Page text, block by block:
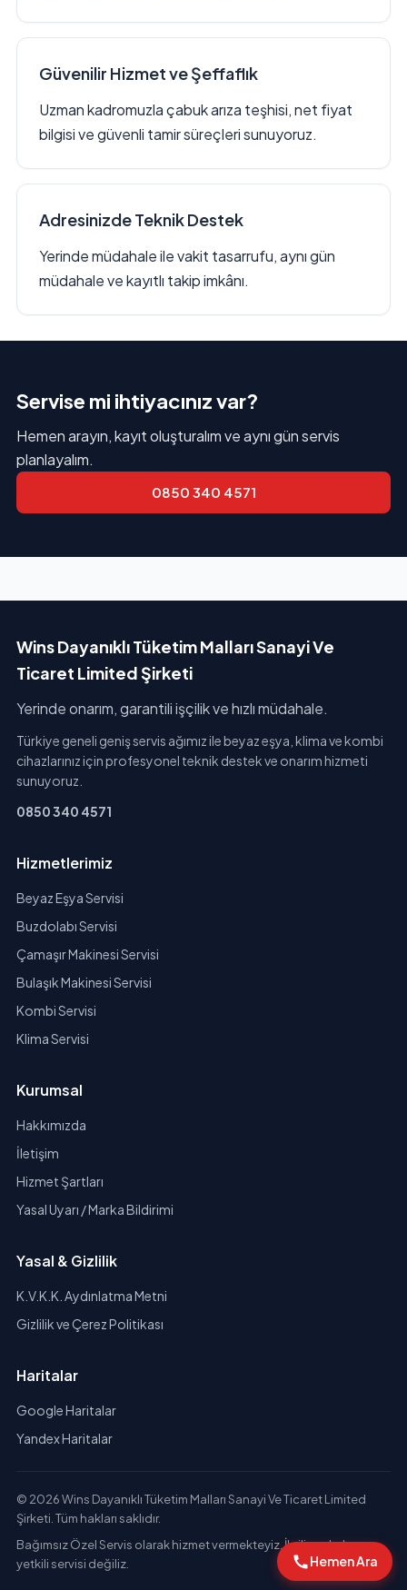
Güvenilir Hizmet ve Şeffaflık
Uzman kadromuzla çabuk arıza teşhisi, net fiyat
bilgisi ve güvenli tamir süreçleri sunuyoruz.
Adresinizde Teknik Destek
Yerinde müdahale ile vakit tasarrufu, aynı gün
müdahale ve kayıtlı takip imkânı.
Servise mi ihtiyacınız var?
Hemen arayın, kayıt oluşturalım ve aynı gün servis
planlayalım.
0850 340 4571
Wins Dayanıklı Tüketim Malları Sanayi Ve
Ticaret Limited Şirketi
Yerinde onarım, garantili işçilik ve hızlı müdahale.
Türkiye geneli geniş servis ağımız ile beyaz eşya, klima ve kombi
cihazlarınız için profesyonel teknik destek ve onarım hizmeti
sunuyoruz.
0850 340 4571
Hizmetlerimiz
Beyaz Eşya Servisi
Buzdolabı Servisi
Çamaşır Makinesi Servisi
Bulaşık Makinesi Servisi
Kombi Servisi
Klima Servisi
Kurumsal
Hakkımızda
İletişim
Hizmet Şartları
Yasal Uyarı / Marka Bildirimi
Yasal & Gizlilik
K.V.K.K. Aydınlatma Metni
Gizlilik ve Çerez Politikası
Haritalar
Google Haritalar
Yandex Haritalar
© 2026 Wins Dayanıklı Tüketim Malları Sanayi Ve Ticaret Limited
Şirketi. Tüm hakları saklıdır.
Bağımsız Özel Servis olarak hizmet vermekteyiz. İlgili markaların
yetkili servisi değiliz.
Hemen Ara